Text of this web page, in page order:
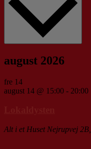
august 2026
fre 14
august 14 @ 15:00 - 20:00
Alt i et Huset Nejrupvej